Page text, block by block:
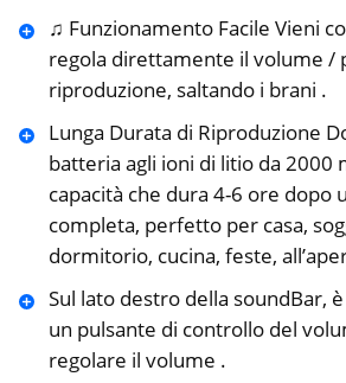
♫ Funzionamento Facile Vieni
regola direttamente il volume /
riproduzione, saltando i brani .
Lunga Durata di Riproduzione
batteria agli ioni di litio da 2000
capacità che dura 4-6 ore dopo
completa, perfetto per casa,
dormitorio, cucina, feste,
Sul lato destro della soundBar,
un pulsante di controllo del
regolare il volume .